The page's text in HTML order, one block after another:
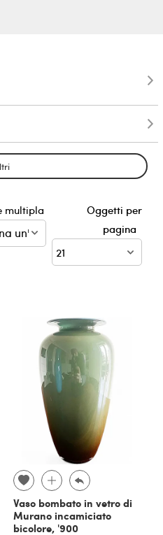
multipla
Oggetti per
pagina
Vaso bombato in vetro di
Murano incamiciato
bicolore, '900